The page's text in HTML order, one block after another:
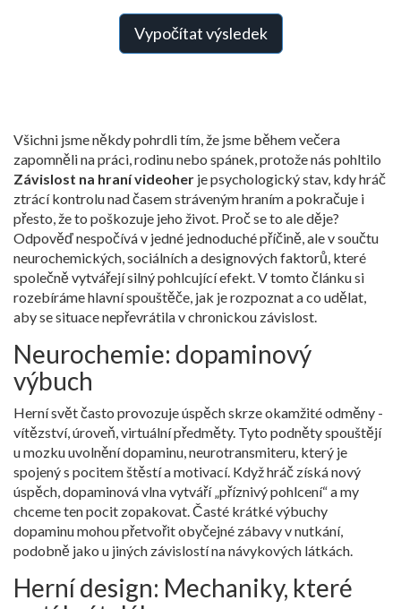
Vypočítat výsledek
Všichni jsme někdy pohrdli tím, že jsme během večera
zapomněli na práci, rodinu nebo spánek, protože nás pohltilo
Závislost na hraní videoher je psychologický stav, kdy hráč
ztrácí kontrolu nad časem stráveným hraním a pokračuje i
přesto, že to poškozuje jeho život . Proč se to ale děje?
Odpověď nespočívá v jedné jednoduché příčině, ale v součtu
neurochemických, sociálních a designových faktorů, které
společně vytvářejí silný pohlcující efekt. V tomto článku si
rozebíráme hlavní spouštěče, jak je rozpoznat a co udělat,
aby se situace nepřevrátila v chronickou závislost.
Neurochemie: dopaminový
výbuch
Herní svět často provozuje úspěch skrze okamžité odměny -
vítězství, úroveň, virtuální předměty. Tyto podněty spouštějí
u mozku uvolněnídopaminu , neurotransmiteru, který je
spojený s pocitem štěstí a motivací. Když hráč získá nový
úspěch, dopaminová vlna vytváří „příznivý pohlcení“ a my
chceme ten pocit zopakovat. Časté krátké výbuchy
dopaminu mohou přetvořit obyčejné zábavy v nutkání,
podobně jako u jiných závislostí na návykových látkách.
Herní design: Mechaniky, které